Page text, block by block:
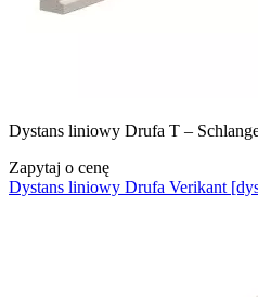
Dystans liniowy Drufa T –
Zapytaj o cenę
Dystans liniowy Drufa Verikant